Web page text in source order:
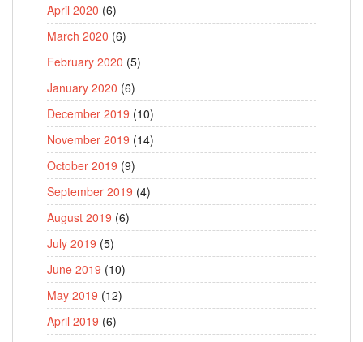
April 2020 (6)
March 2020 (6)
February 2020 (5)
January 2020 (6)
December 2019 (10)
November 2019 (14)
October 2019 (9)
September 2019 (4)
August 2019 (6)
July 2019 (5)
June 2019 (10)
May 2019 (12)
April 2019 (6)